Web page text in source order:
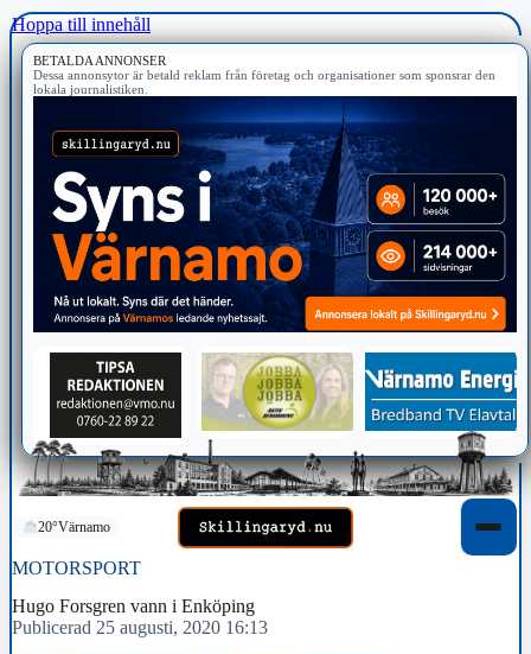
Hoppa till innehåll
BETALDA ANNONSER
Dessa annonsytor är betald reklam från företag och organisationer som sponsrar den
lokala journalistiken.
20°Värnamo
MOTORSPORT
Hugo Forsgren vann i Enköping
Publicerad 25 augusti, 2020 16:13